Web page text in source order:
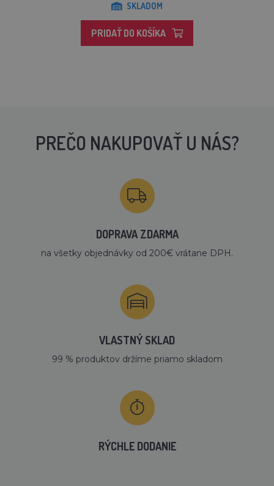
SKLADOM
PRIDAŤ DO KOŠÍKA
PREČO NAKUPOVAŤ U NÁS?
DOPRAVA ZDARMA
na všetky objednávky od 200€ vrátane DPH.
VLASTNÝ SKLAD
99 % produktov držíme priamo skladom
RÝCHLE DODANIE